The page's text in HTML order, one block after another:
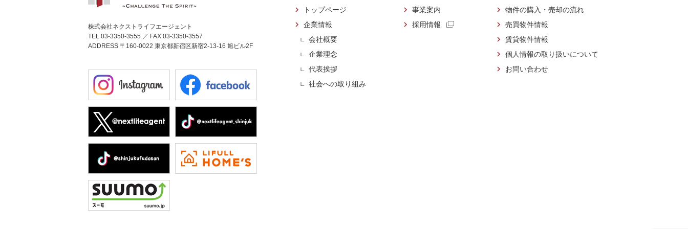
株式会社ネクストライフエージェント
TEL 03-3350-3555 ／ FAX 03-3350-3557
ADDRESS 〒160-0022 東京都新宿区新宿2-13-16 旭ビル2F
トップページ
企業情報
会社概要
企業理念
代表挨拶
社会への取り組み
事業案内
採用情報
物件の購入・売却の流れ
売買物件情報
賃貸物件情報
個人情報の取り扱いについて
お問い合わせ